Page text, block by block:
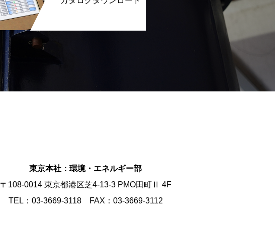
東京本社：環境・エネルギー部
〒108-0014 東京都港区芝4-13-3 PMO田町Ⅱ 4F
TEL：03-3669-3118FAX：03-3669-3112